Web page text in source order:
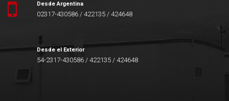
Desde Argentina
02317-430586 / 422135 / 424648
Desde el Exterior
54-2317-430586 / 422135 / 424648